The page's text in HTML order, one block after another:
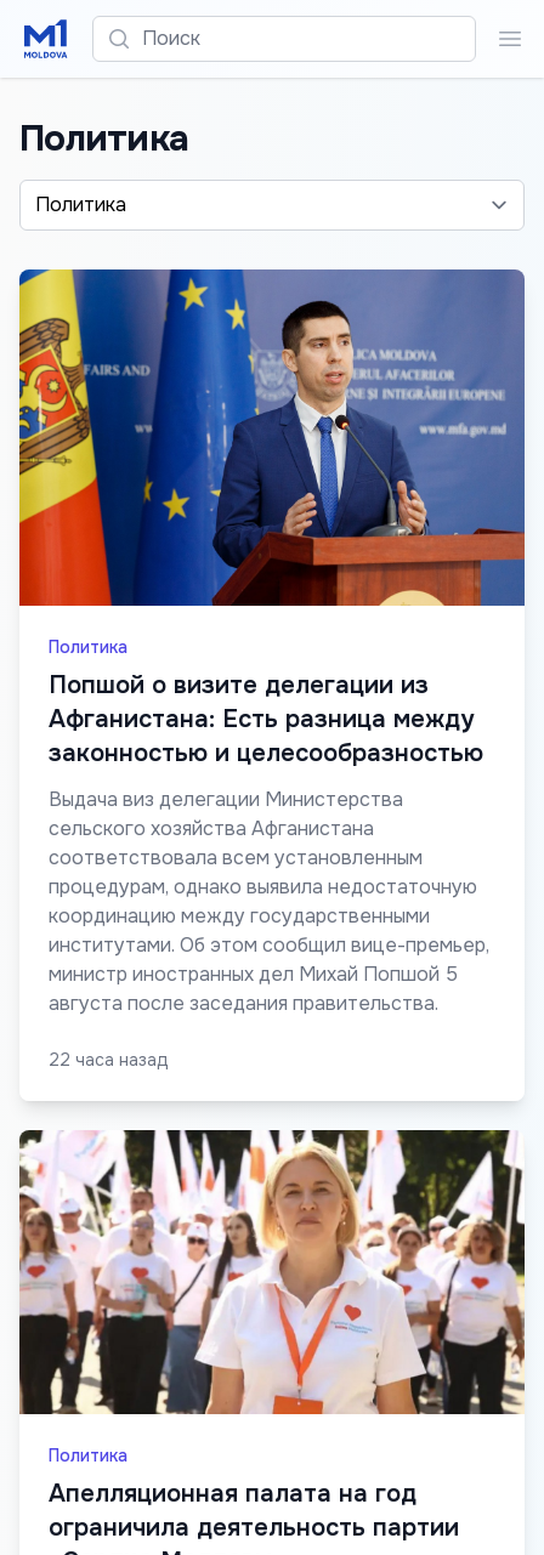
Поиск
Политика
Alege o categorie
Политика
Попшой о визите делегации из
Афганистана: Есть разница между
законностью и целесообразностью
Выдача виз делегации Министерства
сельского хозяйства Афганистана
соответствовала всем установленным
процедурам, однако выявила недостаточную
координацию между государственными
институтами. Об этом сообщил вице-премьер,
министр иностранных дел Михай Попшой 5
августа после заседания правительства.
22 часа назад
Политика
Апелляционная палата на год
ограничила деятельность партии